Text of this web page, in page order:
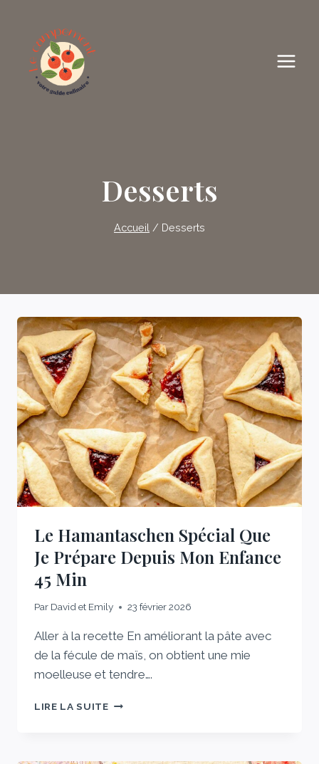
content
Desserts
Accueil / Desserts
Le Hamantaschen Spécial Que
Je Prépare Depuis Mon Enfance
45 Min
Par David et Emily 23 février 2026
Aller à la recette En améliorant la pâte avec
de la fécule de maïs, on obtient une mie
moelleuse et tendre….
LIRE LA SUITELE